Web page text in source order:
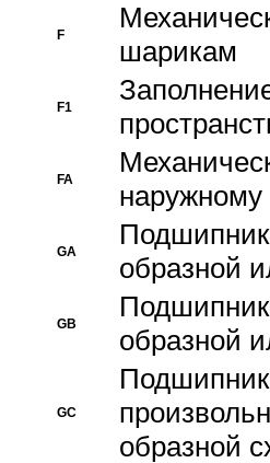
F
шарикам
F1
FA
наружному
GA
образной
GB
образной
GC
образной